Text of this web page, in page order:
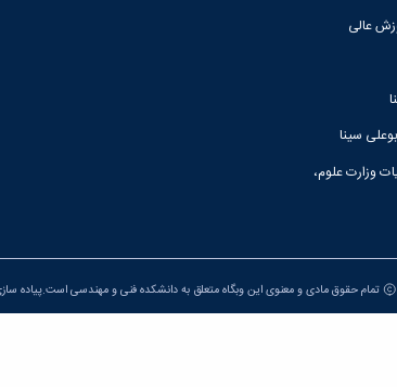
عالی
سینا
وزارت علوم،
تمام حقوق مادی و معنوی این وبگاه متعلق به دانشکده فنی و مهندسی است.پیاده